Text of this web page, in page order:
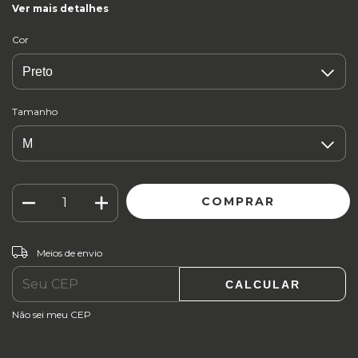
Ver mais detalhes
Cor
Tamanho
Entregas para o CEP:
Meios de envio
CALCULAR
Não sei meu CEP